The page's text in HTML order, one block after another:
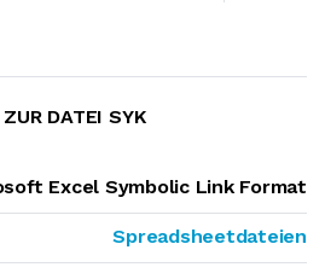
DATEI SYK
Excel Symbolic Link Format
Spreadsheetdateien